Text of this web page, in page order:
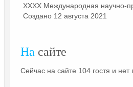
XXXX Международная научно-
Создано 12 августа 2021
На сайте
Сейчас на сайте 104 гостя и нет